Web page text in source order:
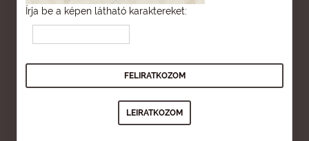
Írja be a képen látható karaktereket: